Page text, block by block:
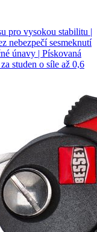
pro vysokou stabilitu |
nebezpečí sesmeknutí
únavy | Pískovaná
studen o síle až 0,6